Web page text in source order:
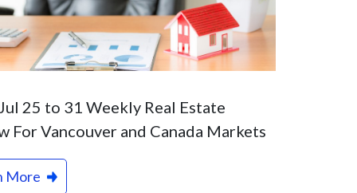
25 to 31 Weekly Real Estate
For Vancouver and Canada Markets
More